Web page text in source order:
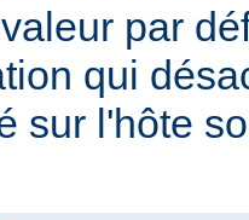
par
qui
sur l'hôte